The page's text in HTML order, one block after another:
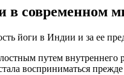
в современном
путем внутреннего
восприниматься